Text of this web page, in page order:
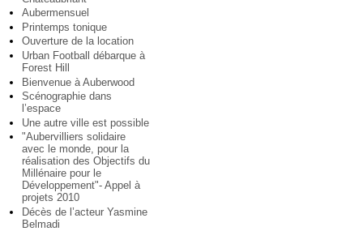
Aubermensuel
Printemps tonique
Ouverture de la location
Urban Football débarque à
Forest Hill
Bienvenue à Auberwood
Scénographie dans
l’espace
Une autre ville est possible
"Aubervilliers solidaire
avec le monde, pour la
réalisation des Objectifs du
Millénaire pour le
Développement"- Appel à
projets 2010
Décès de l’acteur Yasmine
Belmadi